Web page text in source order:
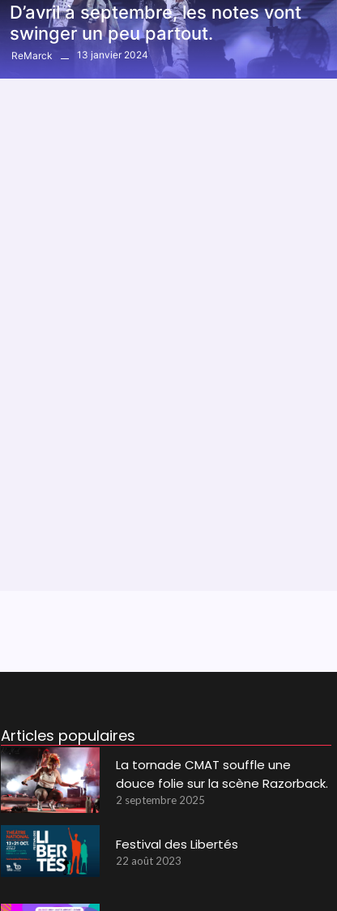
D’avril à septembre, les notes vont
swinger un peu partout.
ReMarck 13 janvier 2024
Articles populaires
La tornade CMAT souffle une
douce folie sur la scène Razorback.
2 septembre 2025
Festival des Libertés
22 août 2023